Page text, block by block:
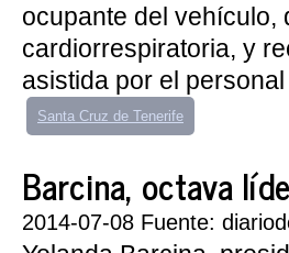
ocupante del vehículo,
cardiorrespiratoria, y
asistida por el personal
Santa Cruz de Tenerife
Barcina, octava
2014-07-08 Fuente: